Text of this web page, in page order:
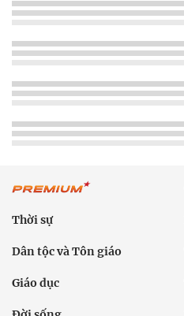
Thời sự
Dân tộc và Tôn giáo
Giáo dục